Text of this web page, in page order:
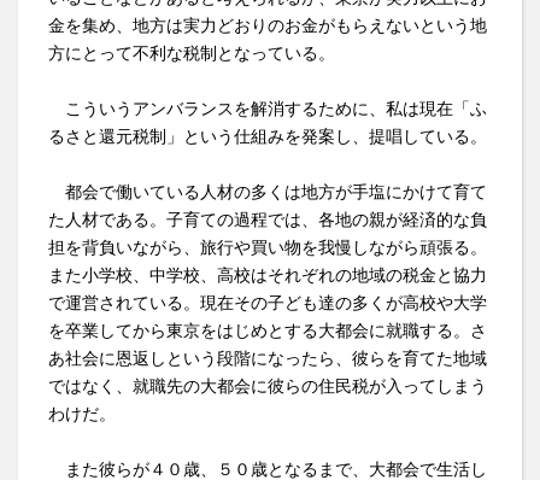
金を集め、地方は実力どおりのお金がもらえないという地
方にとって不利な税制となっている。
こういうアンバランスを解消するために、私は現在「ふ
るさと還元税制」という仕組みを発案し、提唱している。
都会で働いている人材の多くは地方が手塩にかけて育て
た人材である。子育ての過程では、各地の親が経済的な負
担を背負いながら、旅行や買い物を我慢しながら頑張る。
また小学校、中学校、高校はそれぞれの地域の税金と協力
で運営されている。現在その子ども達の多くが高校や大学
を卒業してから東京をはじめとする大都会に就職する。さ
あ社会に恩返しという段階になったら、彼らを育てた地域
ではなく、就職先の大都会に彼らの住民税が入ってしまう
わけだ。
また彼らが４０歳、５０歳となるまで、大都会で生活し